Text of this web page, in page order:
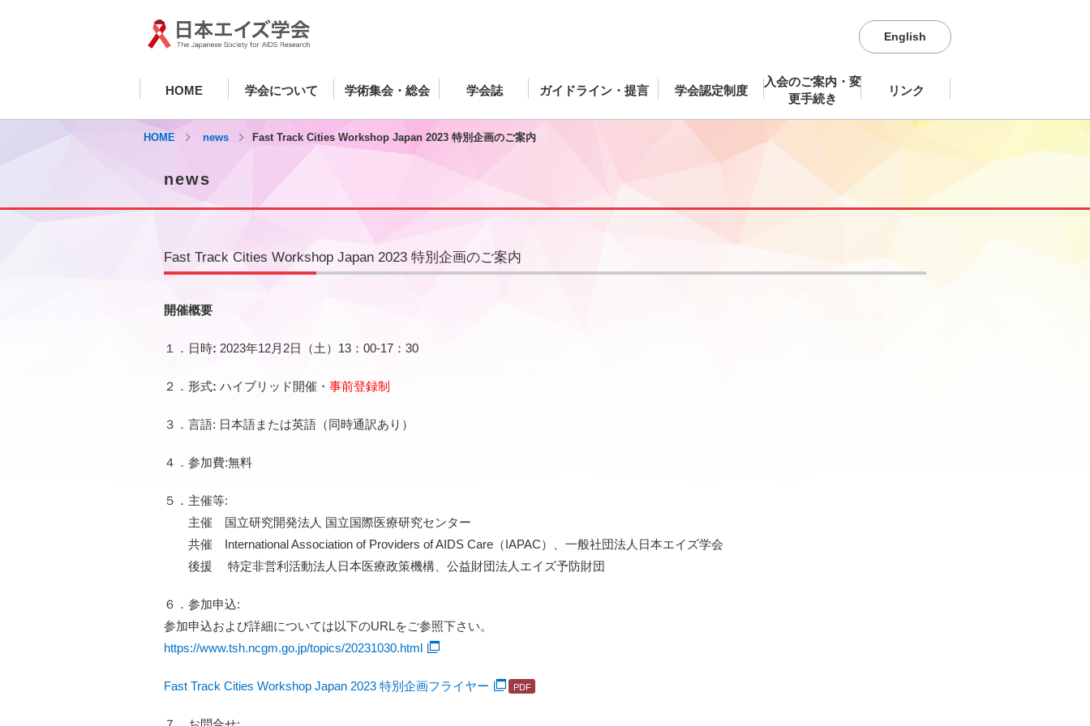
English
HOME 学会について 学術集会・総会 学会誌 ガイドライン・提言 学会認定制度
入会のご案内・変
更手続き
リンク
HOME news Fast Track Cities Workshop Japan 2023 特別企画のご案内
news
Fast Track Cities Workshop Japan 2023 特別企画のご案内
開催概要
１．日時: 2023年12月2日（土）13：00-17：30
２．形式: ハイブリッド開催・ 事前登録制
３．言語: 日本語または英語（同時通訳あり）
４．参加費:無料
５．主催等:
主催 国立研究開発法人 国立国際医療研究センター
共催 International Association of Providers of AIDS Care（IAPAC）、一般社団法人日本エイズ学会
後援 特定非営利活動法人日本医療政策機構、公益財団法人エイズ予防財団
６．参加申込:
参加申込および詳細については以下のURLをご参照下さい。
https://www.tsh.ncgm.go.jp/topics/20231030.html
Fast Track Cities Workshop Japan 2023 特別企画フライヤー